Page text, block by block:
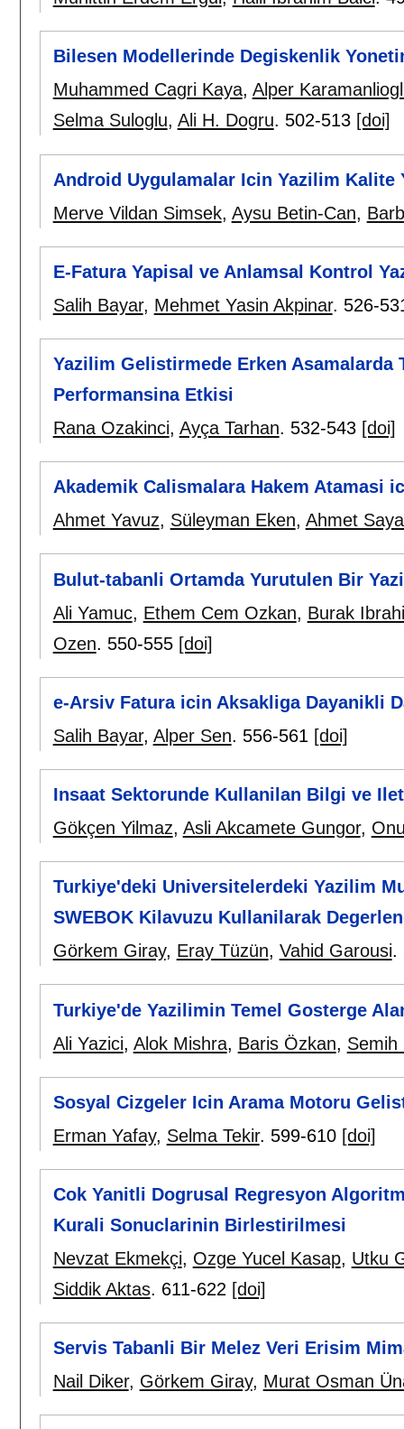
Bilesen Modellerinde Degiskenlik
Muhammed Cagri Kaya, Alper
Selma Suloglu, Ali H. Dogru. 502-513 [doi]
Android Uygulamalar Icin Yazilim Kalite
Merve Vildan Simsek, Aysu Betin-Can,
E-Fatura Yapisal ve Anlamsal Kontrol
Salih Bayar, Mehmet Yasin Akpinar. 526-
Yazilim Gelistirmede Erken Asamalarda
Performansina Etkisi
Rana Ozakinci, Ayça Tarhan. 532-543 [doi]
Akademik Calismalara Hakem Atamasi
Ahmet Yavuz, Süleyman Eken, Ahmet
Bulut-tabanli Ortamda Yurutulen Bir
Ali Yamuc, Ethem Cem Ozkan, Burak
Ozen. 550-555 [doi]
e-Arsiv Fatura icin Aksakliga Dayanikli
Salih Bayar, Alper Sen. 556-561 [doi]
Insaat Sektorunde Kullanilan Bilgi ve
Gökçen Yilmaz, Asli Akcamete Gungor,
Turkiye'deki Universitelerdeki Yazilim
SWEBOK Kilavuzu Kullanilarak
Görkem Giray, Eray Tüzün, Vahid Garousi.
Turkiye'de Yazilimin Temel Gosterge
Ali Yazici, Alok Mishra, Baris Özkan, Semih
Sosyal Cizgeler Icin Arama Motoru
Erman Yafay, Selma Tekir. 599-610 [doi]
Cok Yanitli Dogrusal Regresyon
Kurali Sonuclarinin Birlestirilmesi
Nevzat Ekmekçi, Ozge Yucel Kasap, Utku
Siddik Aktas. 611-622 [doi]
Servis Tabanli Bir Melez Veri Erisim
Nail Diker, Görkem Giray, Murat Osman